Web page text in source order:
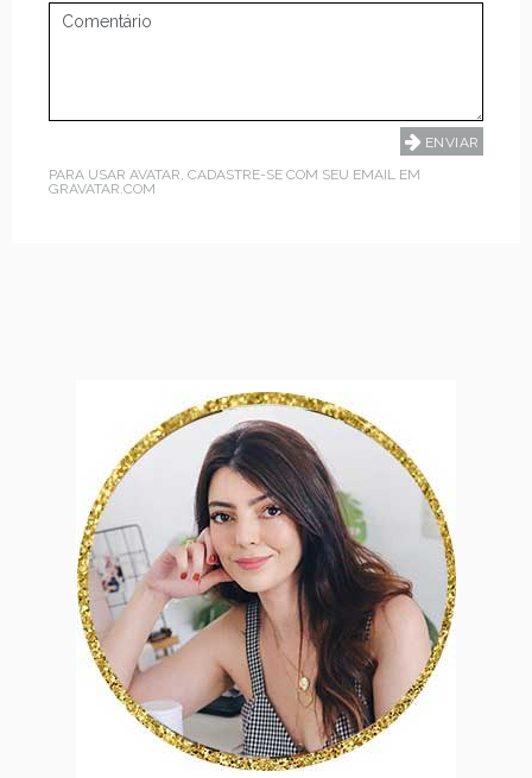
PARA USAR AVATAR, CADASTRE-SE COM SEU EMAIL EM
GRAVATAR.COM